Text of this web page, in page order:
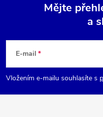
p
a
Mějte
a
E-mail
Vložením e-mailu souhlasíte s